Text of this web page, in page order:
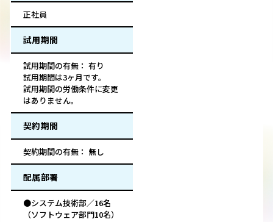
正社員
試用期間
試用期間の有無： 有り
試用期間は3ヶ月です。
試用期間の労働条件に変更
はありません。
契約期間
契約期間の有無： 無し
配属部署
●システム技術部／16名
（ソフトウェア部門10名）